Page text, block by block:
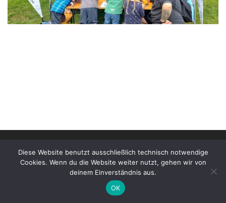
vorbehalten
Diese Website benutzt ausschließlich technisch notwendige
Cookies. Wenn du die Website weiter nutzt, gehen wir von
deinem Einverständnis aus.
OK